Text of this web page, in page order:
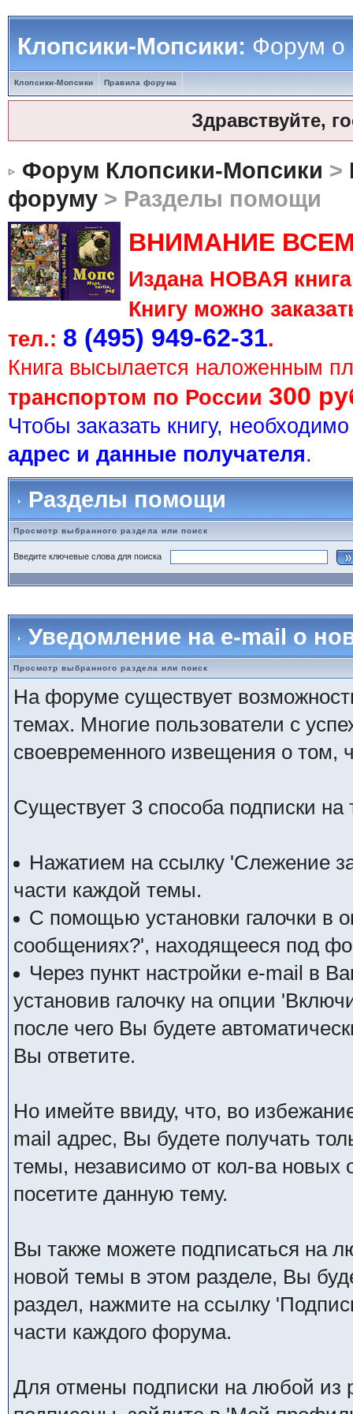
Клопсики-Мопсики:Форум о
Клопсики-Мопсики Правила форума
Здравствуйте,
Форум Клопсики-Мопсики >
форуму> Разделы помощи
ВНИМАНИЕ
Издана НОВАЯ
Книгу можно
тел.: 8 (495) 949-62-31.
Книга высылается наложенным
транспортом по России 300
Чтобы заказать книгу,
адрес и данные получателя.
Разделы помощи
Просмотр выбранного раздела или поиск
Введите ключевые слова для поиска
Уведомление на e-mail о
Просмотр выбранного раздела или поиск
На форуме существует
темах. Многие пользователи с
своевременного извещения о
Существует 3 способа подписки на
Нажатием на ссылку 'Слежение
части каждой темы.
С помощью установки галочки в
сообщениях?', находящееся под
Через пункт настройки e-mail в
установив галочку на опции
после чего Вы будете
Вы ответите.
Но имейте ввиду, что, во
mail адрес, Вы будете получать
темы, независимо от кол-ва новых
посетите данную тему.
Вы также можете подписаться на
новой темы в этом разделе, Вы
раздел, нажмите на ссылку
части каждого форума.
Для отмены подписки на любой из